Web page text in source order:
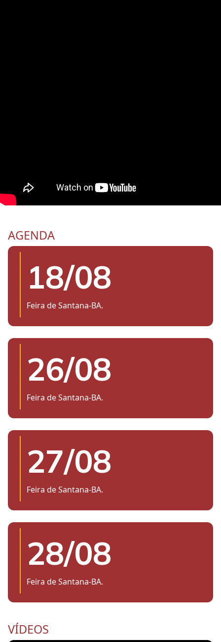
AGENDA
18/08
Feira de Santana-BA.
26/08
Feira de Santana-BA.
27/08
Feira de Santana-BA.
28/08
Feira de Santana-BA.
VÍDEOS